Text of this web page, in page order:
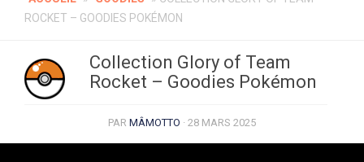
ROCKET – GOODIES POKÉMON
Collection Glory of Team
Rocket – Goodies Pokémon
PAR MÂMOTTO · 28 MARS 2025